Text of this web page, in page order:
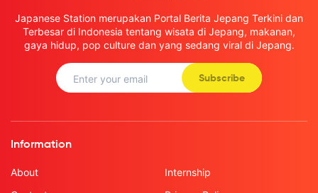
Japanese Station merupakan Portal Berita Jepang Terkini dan
Terbesar di Indonesia tentang wisata di Jepang, makanan,
gaya hidup, pop culture dan yang sedang viral di Jepang.
Subscribe
Information
About
Internship